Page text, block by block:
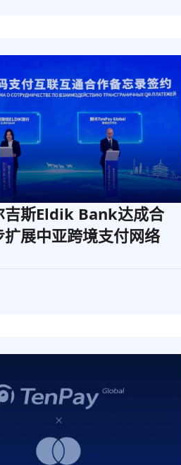
吉斯Eldik Bank达成合
展中亚跨境支付网络